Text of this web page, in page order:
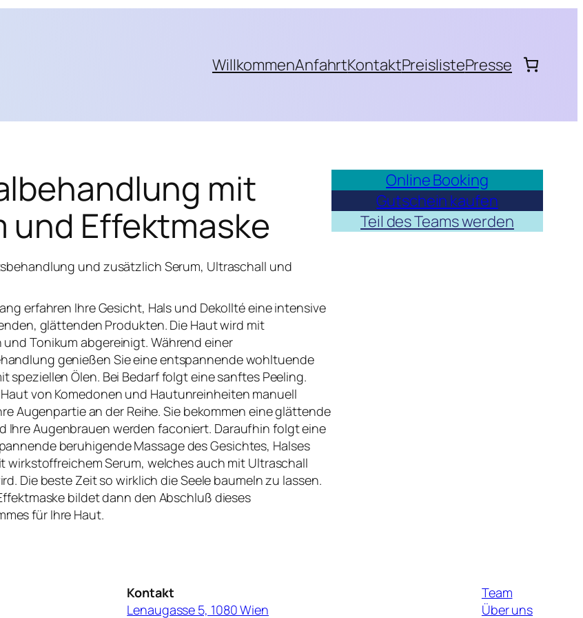
WillkommenAnfahrtKontaktPreislistePresse
mit
und Effektmaske
und zusätzlich Serum, Ultraschall und
erfahren Ihre Gesicht, Hals und Dekollté eine intensive
glättenden Produkten. Die Haut wird mit
Tonikum abgereinigt. Während einer
genießen Sie eine entspannende wohltuende
speziellen Ölen. Bei Bedarf folgt eine sanftes Peeling.
von Komedonen und Hautunreinheiten manuell
Augenpartie an der Reihe. Sie bekommen eine glättende
Ihre Augenbrauen werden faconiert. Daraufhin folgt eine
beruhigende Massage des Gesichtes, Halses
wirkstoffreichem Serum, welches auch mit Ultraschall
Die beste Zeit so wirklich die Seele baumeln zu lassen.
bildet dann den Abschluß dieses
für Ihre Haut.
Online Booking
Gutschein kaufen
Teil des Teams werden
Kontakt
Lenaugasse 5, 1080 Wien
Team
Über uns